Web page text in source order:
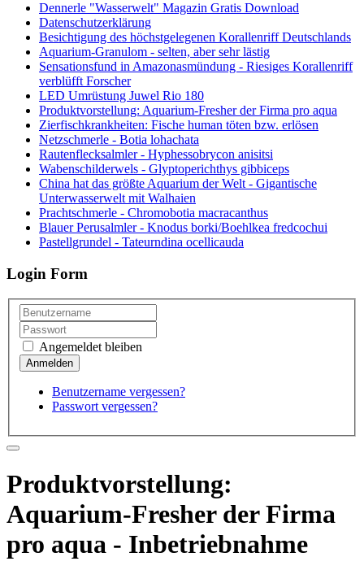
Dennerle "Wasserwelt" Magazin Gratis Download
Datenschutzerklärung
Besichtigung des höchstgelegenen Korallenriff Deutschlands
Aquarium-Granulom - selten, aber sehr lästig
Sensationsfund in Amazonasmündung - Riesiges Korallenriff
verblüfft Forscher
LED Umrüstung Juwel Rio 180
Produktvorstellung: Aquarium-Fresher der Firma pro aqua
Zierfischkrankheiten: Fische human töten bzw. erlösen
Netzschmerle - Botia lohachata
Rautenflecksalmler - Hyphessobrycon anisitsi
Wabenschilderwels - Glyptoperichthys gibbiceps
China hat das größte Aquarium der Welt - Gigantische
Unterwasserwelt mit Walhaien
Prachtschmerle - Chromobotia macracanthus
Blauer Perusalmler - Knodus borki/Boehlkea fredcochui
Pastellgrundel - Tateurndina ocellicauda
Login Form
Angemeldet bleiben
Benutzername vergessen?
Passwort vergessen?
Produktvorstellung:
Aquarium-Fresher der Firma
pro aqua - Inbetriebnahme